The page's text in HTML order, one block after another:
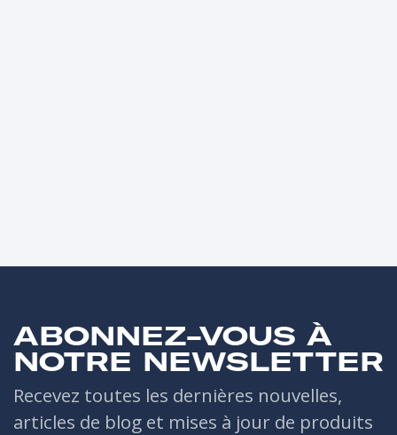
ABONNEZ-VOUS À
NOTRE NEWSLETTER
Recevez toutes les dernières nouvelles,
articles de blog et mises à jour de produits